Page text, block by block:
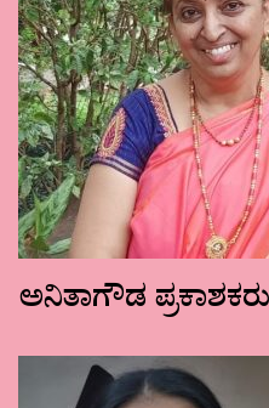
ಅನಿತಾಗೌಡ ಪ್ರಕಾಶಕರು